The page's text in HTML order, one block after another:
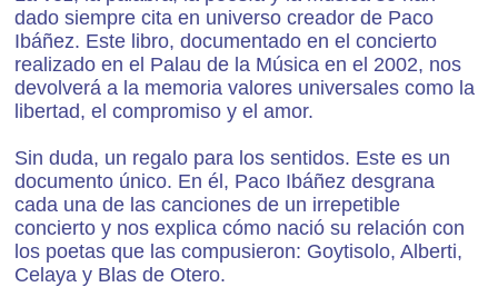
dado siempre cita en universo creador de Paco
Ibáñez. Este libro, documentado en el concierto
realizado en el Palau de la Música en el 2002, nos
devolverá a la memoria valores universales como la
libertad, el compromiso y el amor.
Sin duda, un regalo para los sentidos. Este es un
documento único. En él, Paco Ibáñez desgrana
cada una de las canciones de un irrepetible
concierto y nos explica cómo nació su relación con
los poetas que las compusieron: Goytisolo, Alberti,
Celaya y Blas de Otero.